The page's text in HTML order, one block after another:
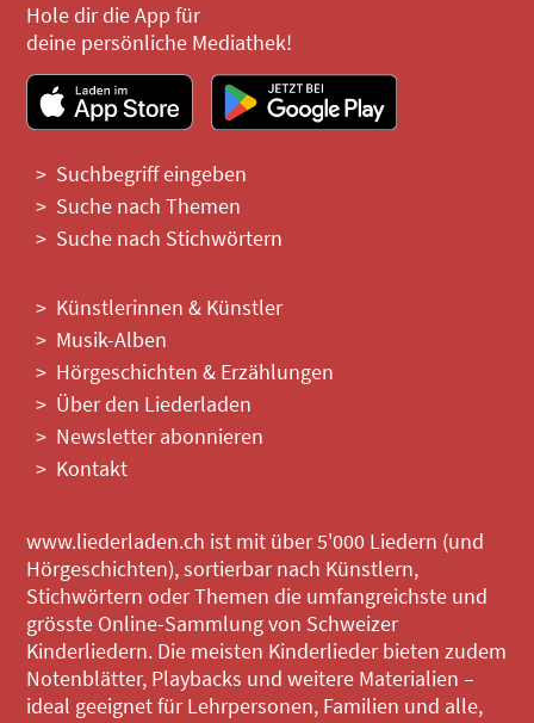
Hole dir die App für
deine persönliche Mediathek!
Suchbegriff eingeben
Suche nach Themen
Suche nach Stichwörtern
Künstlerinnen & Künstler
Musik-Alben
Hörgeschichten & Erzählungen
Über den Liederladen
Newsletter abonnieren
Kontakt
www.liederladen.ch ist mit über 5'000 Liedern (und
Hörgeschichten), sortierbar nach Künstlern,
Stichwörtern oder Themen die umfangreichste und
grösste Online-Sammlung von Schweizer
Kinderliedern. Die meisten Kinderlieder bieten zudem
Notenblätter, Playbacks und weitere Materialien –
ideal geeignet für Lehrpersonen, Familien und alle,